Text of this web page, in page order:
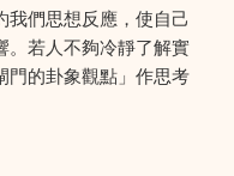
我們思想反應，使自己
。若人不夠冷靜了解實
門的卦象觀點」作思考